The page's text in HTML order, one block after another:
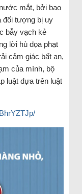
mắt, bởi bao
đối tượng bị uy
bẫy vạch kẻ
lời hù dọa phạt
cảm giác bất an,
của mình, bộ
luật dựa trên luật